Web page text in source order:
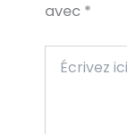
avec *
ici…